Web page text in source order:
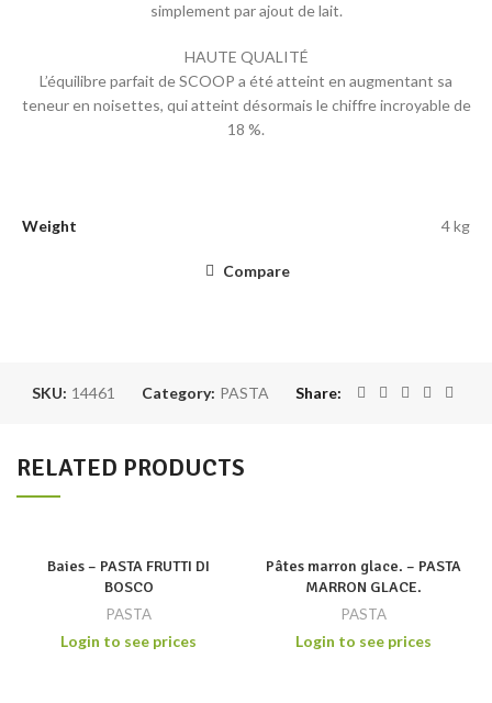
simplement par ajout de lait.
HAUTE QUALITÉ
L’équilibre parfait de SCOOP a été atteint en augmentant sa
teneur en noisettes, qui atteint désormais le chiffre incroyable de
18 %.
Weight 4 kg
Compare
SKU: 14461 Category: PASTA Share
RELATED PRODUCTS
Baies – PASTA FRUTTI DI
BOSCO
PASTA
Login to see prices
Pâtes marron glace. – PASTA
MARRON GLACE.
PASTA
Login to see prices